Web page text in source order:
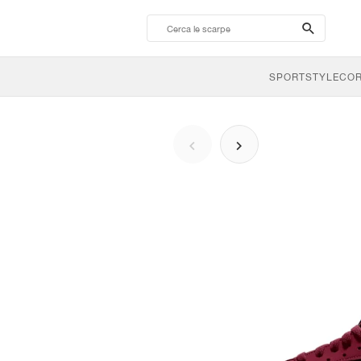
search-
btn
SPORTSTYLE